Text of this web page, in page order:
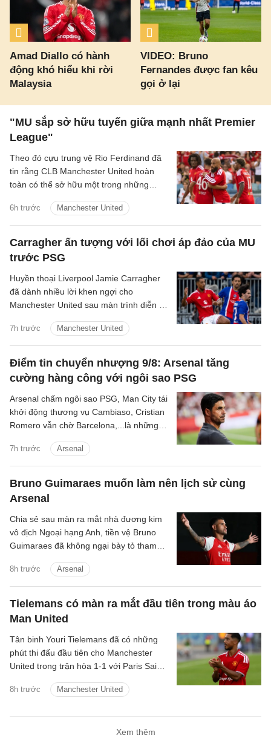
Amad Diallo có hành
động khó hiểu khi rời
Malaysia
VIDEO: Bruno
Fernandes được fan kêu
gọi ở lại
"MU sắp sở hữu tuyến giữa mạnh nhất Premier
League"
6h trước Manchester United
Theo đó cựu trung vệ Rio Ferdinand đã
tin rằng CLB Manchester United hoàn
toàn có thể sở hữu một trong những
sau khi chứng kiến sự ăn ý giữa Bruno
Fernandes và Youri Tielemans.
Carragher ấn tượng với lối chơi áp đảo của MU
trước PSG
7h trước Manchester United
Huyền thoại Liverpool Jamie Carragher
đã dành nhiều lời khen ngợi cho
Manchester United sau màn trình diễn ấn
hữu tiền mùa giải với Paris Saint-
Germain.
Điểm tin chuyển nhượng 9/8: Arsenal tăng
cường hàng công với ngôi sao PSG
7h trước Arsenal
Arsenal chấm ngôi sao PSG, Man City tái
khởi động thương vụ Cambiaso, Cristian
Romero vẫn chờ Barcelona,...là những
bóng đá sáng 9/8.
Bruno Guimaraes muốn làm nên lịch sử cùng
Arsenal
8h trước Arsenal
Chia sẻ sau màn ra mắt nhà đương kim
vô địch Ngoại hạng Anh, tiền vệ Bruno
Guimaraes đã không ngại bày tỏ tham
tạo nên những điều lớn lao.
Tielemans có màn ra mắt đầu tiên trong màu áo
Man United
8h trước Manchester United
Tân binh Youri Tielemans đã có những
phút thi đấu đầu tiên cho Manchester
United trong trận hòa 1-1 với Paris Saint-
Xem thêm